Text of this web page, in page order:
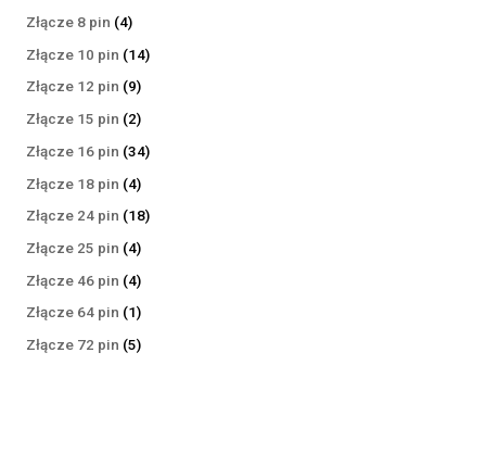
Złącze 8 pin 44
produkty
Złącze 10 pin 1414
Złącze 12 pin 99
produktów
Złącze 15 pin 22
produkty
Złącze 16 pin 3434
Złącze 18 pin 44
produkty
Złącze 24 pin 1818
Złącze 25 pin 44
produkty
Złącze 46 pin 44
produkty
Złącze 64 pin 11
produkt
Złącze 72 pin 55